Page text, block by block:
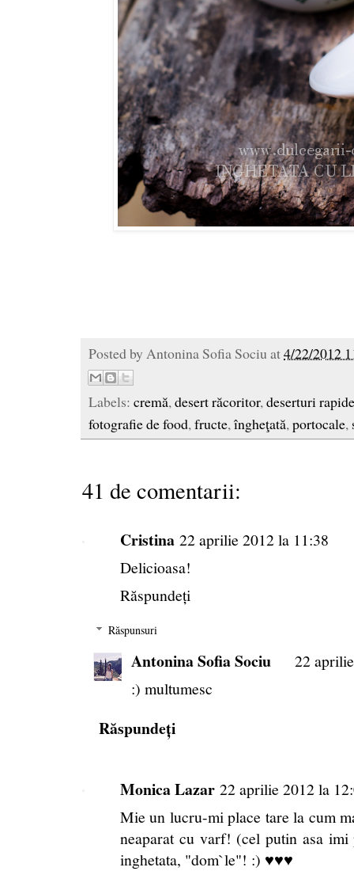
Posted by Antonina Sofia Sociu at4/22/2012
Labels: cremă,desert răcoritor,deserturi rapide
fotografie de food,fructe,îngheţată,portocale,
41 de comentarii:
Cristina 22 aprilie 2012 la 11:38
Delicioasa!
Răspundeți
Răspunsuri
Antonina Sofia Sociu
22
:) multumesc
Răspundeți
Monica Lazar 22 aprilie 2012 la
Mie un lucru-mi place tare la cum
neaparat cu varf! (cel putin asa
inghetata, "dom`le"! :) ♥♥♥